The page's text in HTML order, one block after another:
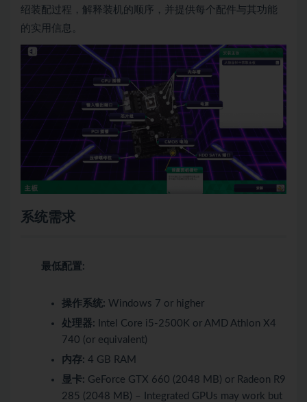
绍装配过程，解释装机的顺序，并提供每个配件与其功能
的实用信息。
系统需求
最低配置:
操作系统: Windows 7 or higher
处理器: Intel Core i5-2500K or AMD Athlon X4
740 (or equivalent)
内存: 4 GB RAM
显卡: GeForce GTX 660 (2048 MB) or Radeon R9
285 (2048 MB) – Integrated GPUs may work but